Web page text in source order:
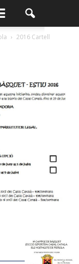
2016 Cartell